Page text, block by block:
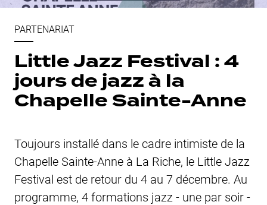
PARTENARIAT
Little Jazz Festival : 4
jours de jazz à la
Chapelle Sainte-Anne
Toujours installé dans le cadre intimiste de la
Chapelle Sainte-Anne à La Riche, le Little Jazz
Festival est de retour du 4 au 7 décembre. Au
programme, 4 formations jazz - une par soir -